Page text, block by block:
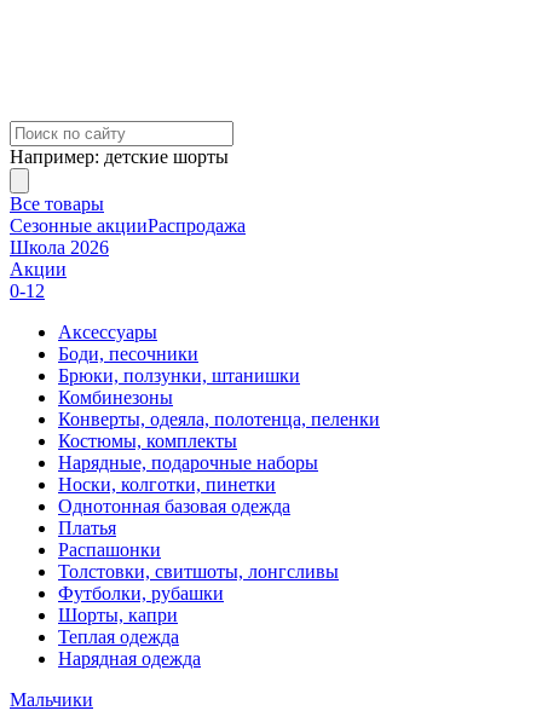
Например: детские шорты
Все товары
Сезонные акцииРаспродажа
Школа 2026
Акции
0-12
Аксессуары
Боди, песочники
Брюки, ползунки, штанишки
Комбинезоны
Конверты, одеяла, полотенца, пеленки
Костюмы, комплекты
Нарядные, подарочные наборы
Носки, колготки, пинетки
Однотонная базовая одежда
Платья
Распашонки
Толстовки, свитшоты, лонгсливы
Футболки, рубашки
Шорты, капри
Теплая одежда
Нарядная одежда
Мальчики